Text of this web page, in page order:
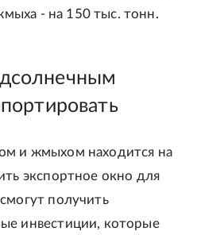
- на 150 тыс. тонн.
и жмыхом находится на
экспортное окно для
получить
инвестиции, которые